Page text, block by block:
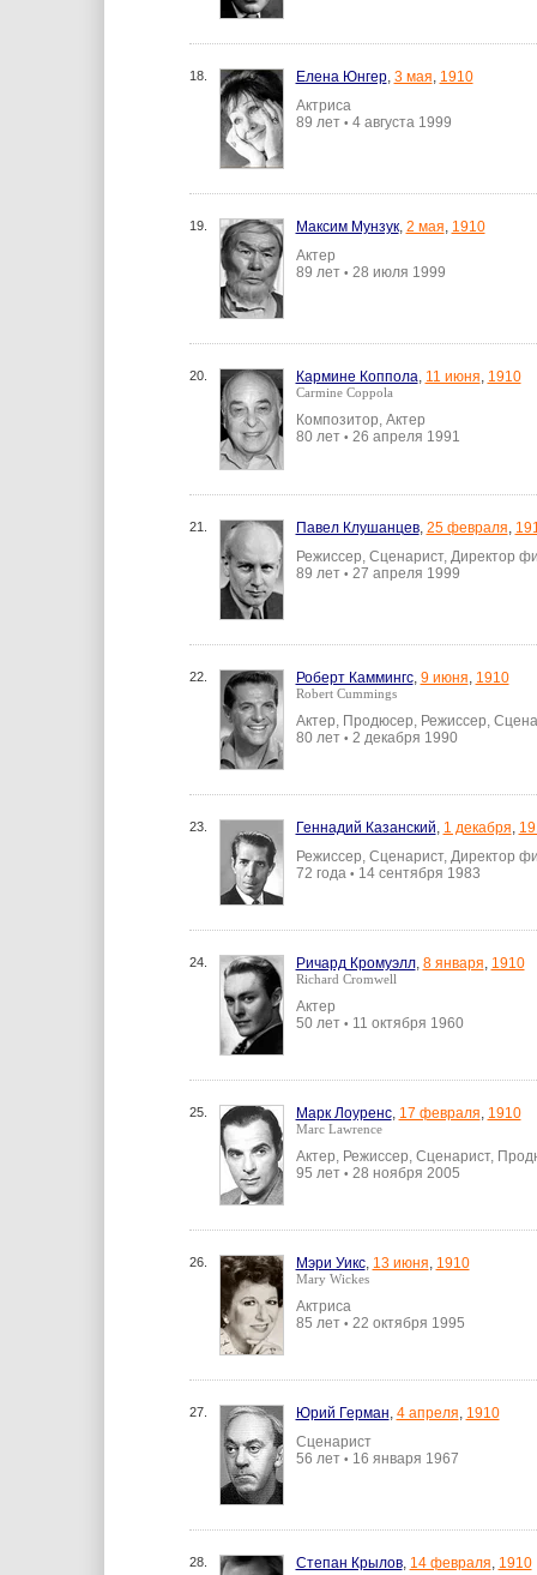
18. Елена Юнгер, 3 мая, 1910
Актриса
89 лет • 4 августа 1999
19. Максим Мунзук, 2 мая, 1910
Актер
89 лет • 28 июля 1999
20. Кармине Коппола, 11 июня, 1910
Carmine Coppola
Композитор, Актер
80 лет • 26 апреля 1991
21. Павел Клушанцев, 25 февраля,
Режиссер, Сценарист, Директор
89 лет • 27 апреля 1999
22. Роберт Каммингс, 9 июня, 1910
Robert Cummings
Актер, Продюсер, Режиссер,
80 лет • 2 декабря 1990
23. Геннадий Казанский, 1 декабря,
Режиссер, Сценарист, Директор
72 года • 14 сентября 1983
24. Ричард Кромуэлл, 8 января, 1910
Richard Cromwell
Актер
50 лет • 11 октября 1960
25. Марк Лоуренс, 17 февраля, 1910
Marc Lawrence
Актер, Режиссер, Сценарист,
95 лет • 28 ноября 2005
26. Мэри Уикс, 13 июня, 1910
Mary Wickes
Актриса
85 лет • 22 октября 1995
27. Юрий Герман, 4 апреля, 1910
Сценарист
56 лет • 16 января 1967
28. Степан Крылов, 14 февраля, 1910